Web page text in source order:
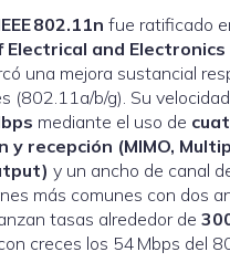
802.11n fue ratificado
and Electronics
una mejora sustancial
(802.11a/b/g). Su
mediante el uso de
y recepción (MIMO,
y un ancho de canal
más comunes con dos
tasas alrededor de
creces los 54 Mbps del